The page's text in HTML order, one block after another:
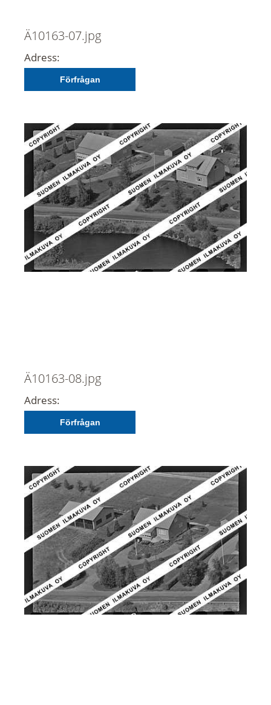
Ä10163-07.jpg
Adress:
Förfrågan
Ä10163-08.jpg
Adress:
Förfrågan